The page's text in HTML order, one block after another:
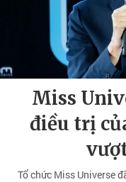
Miss
điều trị
Tổ chức Miss Universe